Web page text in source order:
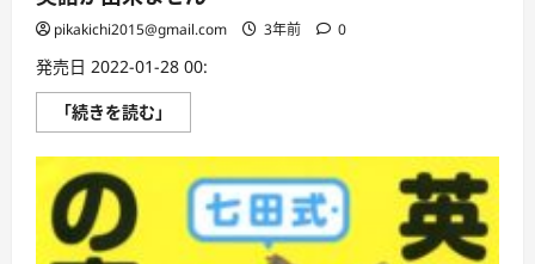
pikakichi2015@gmail.com 3年前 0
発売日 2022-01-28 00:
「続きを読む」
語
出
ま
ん
に